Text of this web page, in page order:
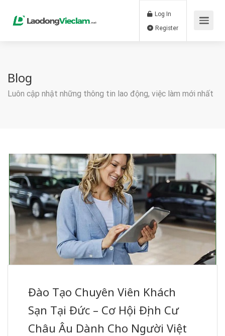
Log In
Blog
Luôn cập nhật những thông tin lao động, việc làm mới nhất
Đào Tạo Chuyên Viên Khách
Sạn Tại Đức – Cơ Hội Định Cư
Châu Âu Dành Cho Người Việt